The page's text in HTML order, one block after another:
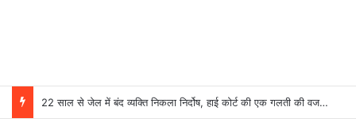
22 साल से जेल में बंद व्यक्ति निकला निर्दोष, हाई कोर्ट की एक गलती की वजह से जिंदगी हो गई बर्बाद; सुप्रीम कोर्ट ने किया बरी